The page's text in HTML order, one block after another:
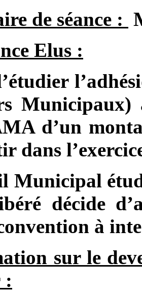
de séance :
Elus :
Municipaux)
d’un
dans
Municipal
décide
à
sur le
: